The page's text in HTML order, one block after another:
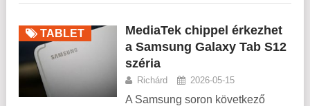
TABLET
MediaTek chippel érkezhet
a Samsung Galaxy Tab S12
széria
Richárd 2026-05-15
A Samsung soron következő